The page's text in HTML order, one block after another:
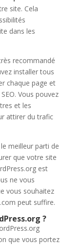
site. Cela
dans les
recommandé
installer tous
chaque page et
Vous pouvez
et les
attirer du trafic
meilleur parti de
que votre site
est
ne vous
vous souhaitez
peut suffire.
?
que vous portez